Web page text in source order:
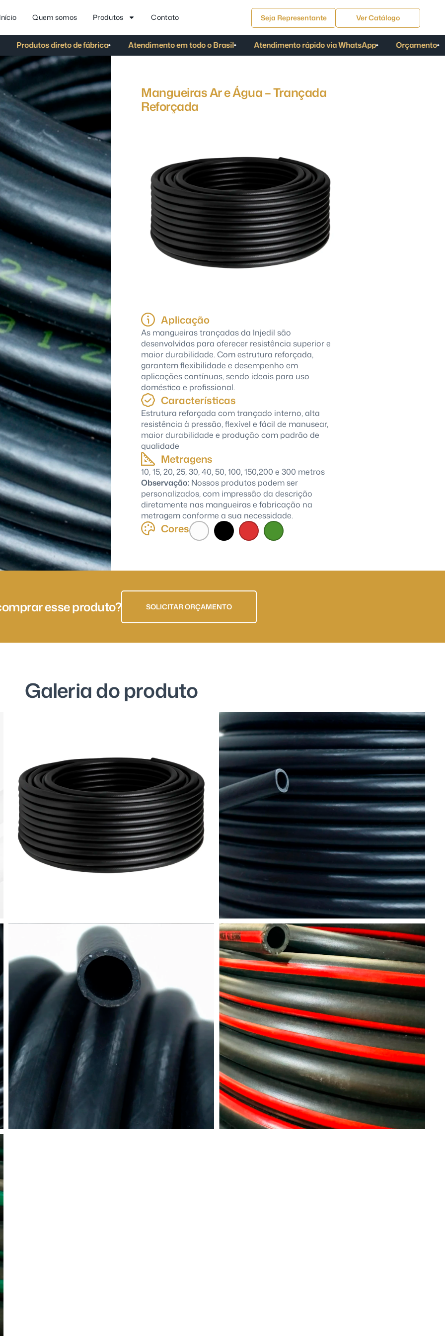
Quem somos Produtos Contato Seja Representante Ver Catálogo
de fábrica Atendimento em todo o Brasil Atendimento rápido via WhatsApp Orçamento Condições
Mangueiras Ar e Água – Trançada
Reforçada
Aplicação
As mangueiras trançadas da Injedil são
desenvolvidas para oferecer resistência superior e
maior durabilidade. Com estrutura reforçada,
garantem flexibilidade e desempenho em
aplicações contínuas, sendo ideais para uso
doméstico e profissional.
Características
Estrutura reforçada com trançado interno, alta
resistência à pressão, flexível e fácil de manusear,
maior durabilidade e produção com padrão de
qualidade
Metragens
10, 15, 20, 25, 30, 40, 50, 100, 150,200 e 300 metros
Observação: Nossos produtos podem ser
personalizados, com impressão da descrição
diretamente nas mangueiras e fabricação na
metragem conforme a sua necessidade.
Cores
esse produto? SOLICITAR ORÇAMENTO
Galeriadoproduto